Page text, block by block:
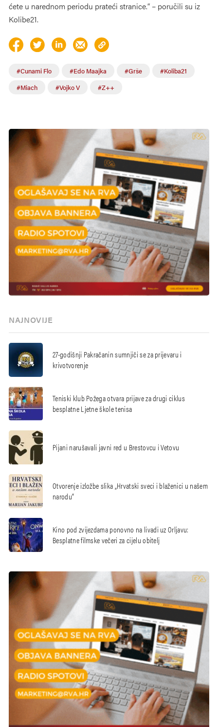
ćete u narednom periodu prateći stranice.“ – poručili su iz
Kolibe21.
#Cunami Flo #Edo Maajka #Grše
#Koliba21
#Miach
#Vojko V #Z++
NAJNOVIJE
27-godišnji Pakračanin sumnjiči se za prijevaru i
krivotvorenje
Teniski klub Požega otvara prijave za drugi ciklus
besplatne Ljetne škole tenisa
Pijani narušavali javni red u Brestovcu i Vetovu
Otvorenje izložbe slika „Hrvatski sveci i blaženici u našem
narodu“
Kino pod zvijezdama ponovno na livadi uz Orljavu:
Besplatne filmske večeri za cijelu obitelj